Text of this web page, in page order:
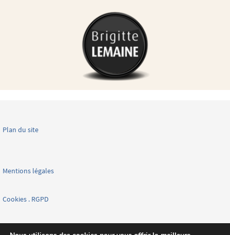
Plan du site
Mentions légales
Cookies . RGPD